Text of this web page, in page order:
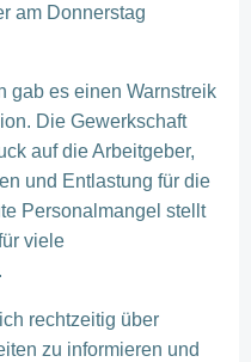
am Donnerstag
gab es einen Warnstreik
Die Gewerkschaft
auf die Arbeitgeber,
und Entlastung für die
Personalmangel stellt
viele
rechtzeitig über
zu informieren und